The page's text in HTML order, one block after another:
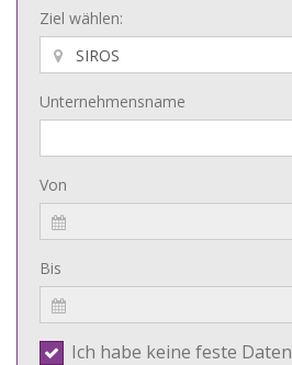
Ziel wählen:
Unternehmensname
Von
Bis
Ich habe keine feste Daten